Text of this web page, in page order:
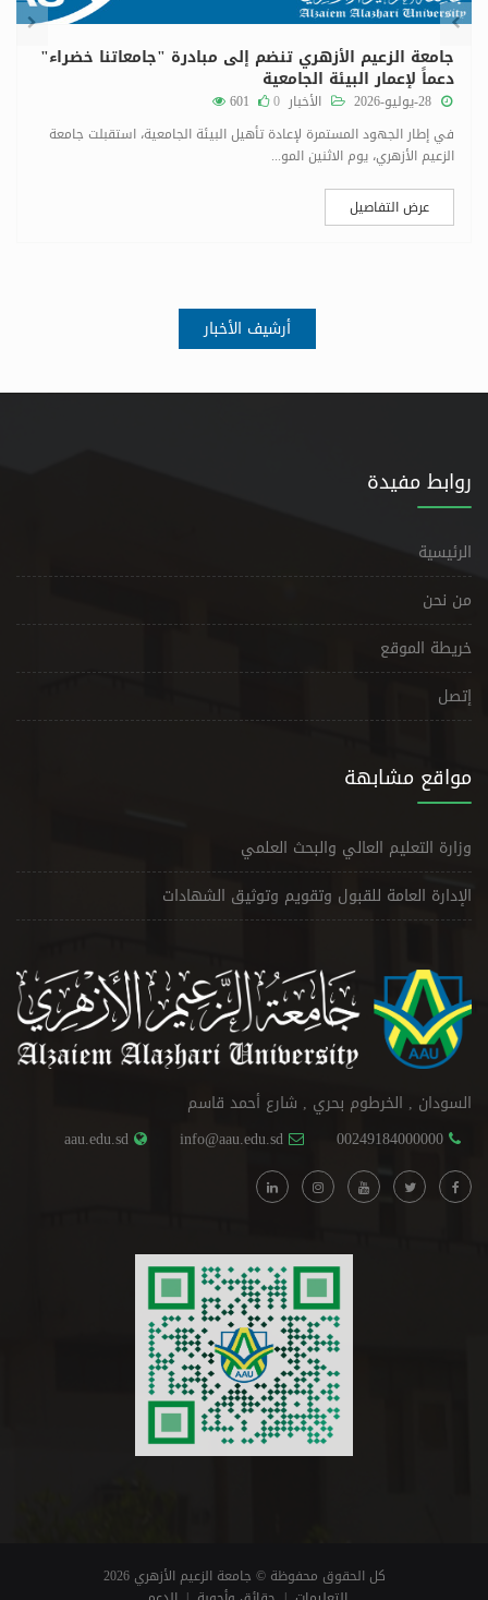
جامعة الزعيم الأزهري تنضم إلى مبادرة "جامعاتنا خضراء"
دعماً لإعمار البيئة الجامعية
الأخبار 0
601
في إطار الجهود المستمرة لإعادة تأهيل البيئة الجامعية، استقبلت جامعة
الزعيم الأزهري، يوم الاثنين المو...
عرض التفاصيل
أرشيف الأخبار
روابط مفيدة
الرئيسية
من نحن
خريطة الموقع
إتصل
مواقع مشابهة
وزارة التعليم العالي والبحث العلمي
الإدارة العامة للقبول وتقويم وتوثيق الشهادات
السودان , الخرطوم بحري , شارع أحمد قاسم
00249184000000
info@aau.edu.sd
aau.edu.sd
كل الحقوق محفوظة © جامعة الزعيم الأزهري 2026